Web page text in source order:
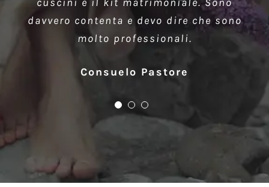
davvero contenta e devo dire che sono
molto professionali.
Consuelo Pastore
Aurora Vitipeni
Fausto Muccio